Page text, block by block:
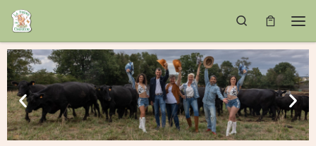
PASSER AU CONTENU SEARCH